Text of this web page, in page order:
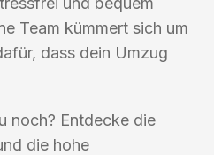
Team kümmert sich um
dass dein Umzug
noch? Entdecke die
die hohe